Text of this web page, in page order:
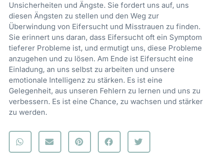
Unsicherheiten und Ängste. Sie fordert uns auf, uns
diesen Ängsten zu stellen und den Weg zur
Überwindung von Eifersucht und Misstrauen zu finden.
Sie erinnert uns daran, dass Eifersucht oft ein Symptom
tieferer Probleme ist, und ermutigt uns, diese Probleme
anzugehen und zu lösen. Am Ende ist Eifersucht eine
Einladung, an uns selbst zu arbeiten und unsere
emotionale Intelligenz zu stärken. Es ist eine
Gelegenheit, aus unseren Fehlern zu lernen und uns zu
verbessern. Es ist eine Chance, zu wachsen und stärker
zu werden.